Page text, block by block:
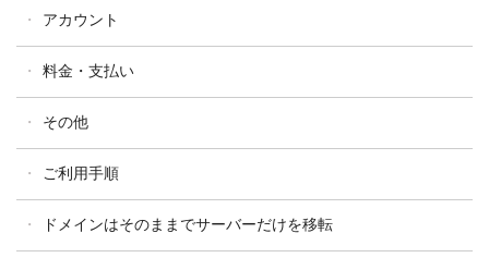
アカウント
料金・支払い
その他
ご利用手順
ドメインはそのままでサーバーだけを移転